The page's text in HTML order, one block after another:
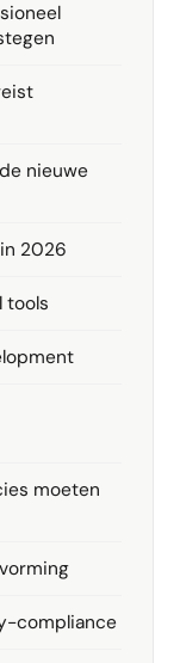
nieuwe
2026
tools
moeten
compliance